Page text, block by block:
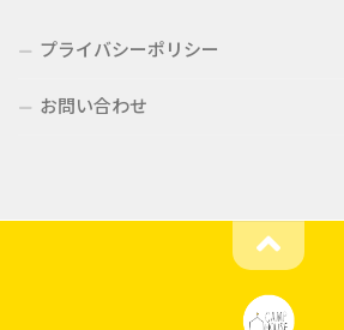
プライバシーポリシー
お問い合わせ